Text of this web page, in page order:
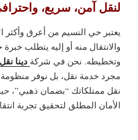
لنقل آمن، سريع،
يعتبر حي النسيم من أعرق وأكثر
والانتقال منه أو إليه يتطلب
وتخطيطه. نحن في شركة دينا
مجرد خدمة نقل، بل نوفر
نقل ممتلكاتك “بضمان ذهبي”،
الأمان المطلق لتحقيق تجربة